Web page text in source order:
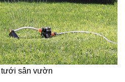
tưới sân vườn